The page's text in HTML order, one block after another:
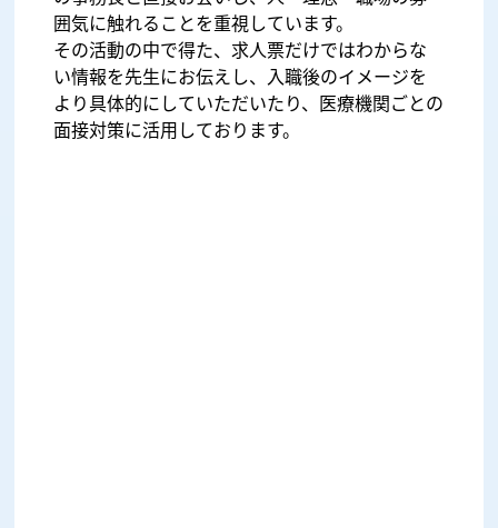
囲気に触れることを重視しています。
その活動の中で得た、求人票だけではわからな
い情報を先生にお伝えし、入職後のイメージを
より具体的にしていただいたり、医療機関ごとの
面接対策に活用しております。